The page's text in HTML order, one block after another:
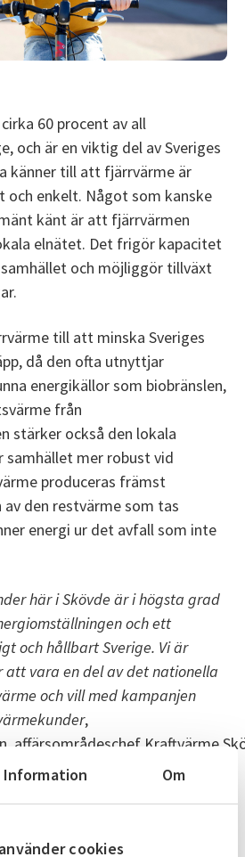
Information Om
cookies
60 procent av all
och är en viktig del av Sveriges
känner till att fjärrvärme är
enkelt. Något som kanske
känt är att fjärrvärmen
elnätet. Det frigör kapacitet
och möjliggör tillväxt
till att minska Sveriges
då den ofta utnyttjar
energikällor som biobränslen,
från
stärker också den lokala
samhället mer robust vid
produceras främst
av den restvärme som tas
energi ur det avfall som inte
här i Skövde är i högsta grad
och ett
och hållbart Sverige. Vi är
att vara en del av det nationella
och vill med kampanjen
,
affärsområdeschef Kraftvärme
vill de